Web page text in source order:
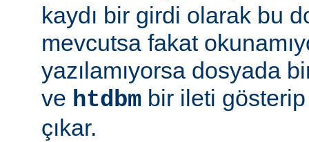
kaydı bir girdi olarak bu
mevcutsa fakat
yazılamıyorsa dosyada
ve htdbm bir ileti
çıkar.